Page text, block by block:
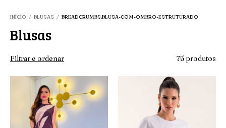
INÍCIO / BLUSAS / BREADCRUMBS.BLUSA-COM-OMBRO-ESTRUTURADO
Blusas
Filtrar e ordenar 75 produtos